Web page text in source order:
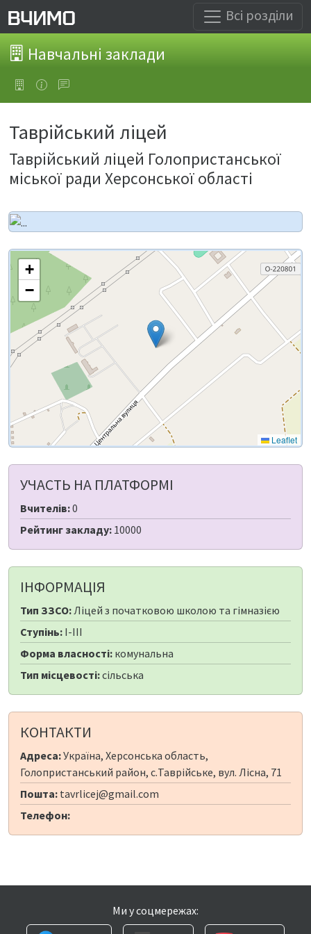
Всі розділи
Навчальні заклади
Таврійський ліцей
Таврійський ліцей Голопристанської
міської ради Херсонської області
+
−
Leaflet
УЧАСТЬ НА ПЛАТФОРМІ
Вчителів:0
Рейтинг закладу: 10000
ІНФОРМАЦІЯ
Тип ЗЗСО:Ліцей з початковою школою та гімназією
Ступінь: I-III
Форма власності: комунальна
Тип місцевості:сільська
КОНТАКТИ
Адреса:Україна, Херсонська область,
Голопристанський район, с.Таврійське, вул. Лісна, 71
Пошта: tavrlicej@gmail.com
Телефон:
Ми у соцмережах: